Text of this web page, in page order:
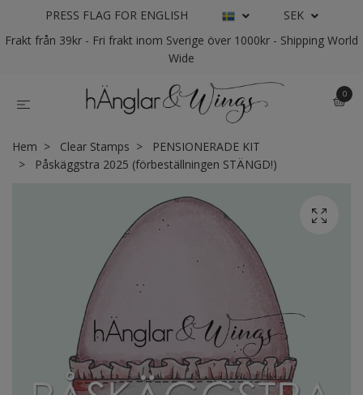
PRESS FLAG FOR ENGLISH
SEK
Frakt från 39kr - Fri frakt inom Sverige över 1000kr - Shipping World
Wide
0
Hem Clear Stamps
PENSIONERADE KIT
Påskäggstra 2025 (förbeställningen STÄNGD!)